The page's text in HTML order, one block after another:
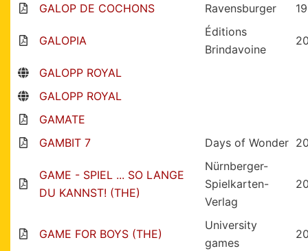
GALOP DE COCHONS
Ravensburger
GALOPIA
Éditions
Brindavoine
GALOPP ROYAL
GALOPP ROYAL
GAMATE
GAMBIT 7
Days of Wonder
GAME - SPIEL ... SO LANGE
DU KANNST! (THE)
Nürnberger-
Spielkarten-
Verlag
GAME FOR BOYS (THE)
University
games